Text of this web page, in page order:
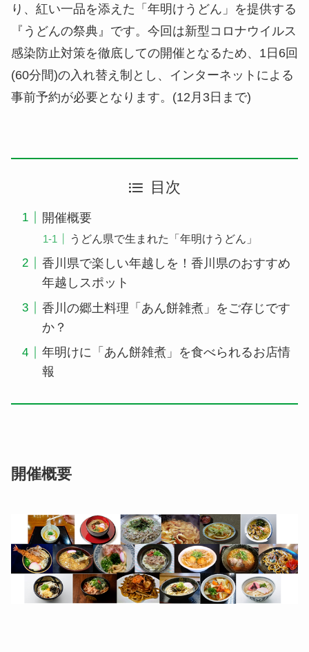
り、紅い一品を添えた「年明けうどん」を提供する
『うどんの祭典』です。今回は新型コロナウイルス
感染防止対策を徹底しての開催となるため、1日6回
(60分間)の入れ替え制とし、インターネットによる
事前予約が必要となります。(12月3日まで)
目次
開催概要
うどん県で生まれた「年明けうどん」
香川県で楽しい年越しを！香川県のおすすめ
年越しスポット
香川の郷土料理「あん餅雑煮」をご存じです
か？
年明けに「あん餅雑煮」を食べられるお店情
報
開催概要